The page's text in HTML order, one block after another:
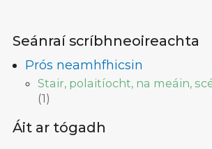
Seánraí scríbhneoireachta
Prós neamhfhicsin
Stair, polaitíocht, na meáin,
(1)
Áit ar tógadh